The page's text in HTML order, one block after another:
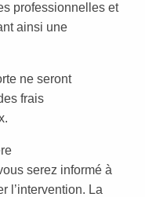
professionnelles et
ainsi une
ne seront
frais
serez informé à
l’intervention. La